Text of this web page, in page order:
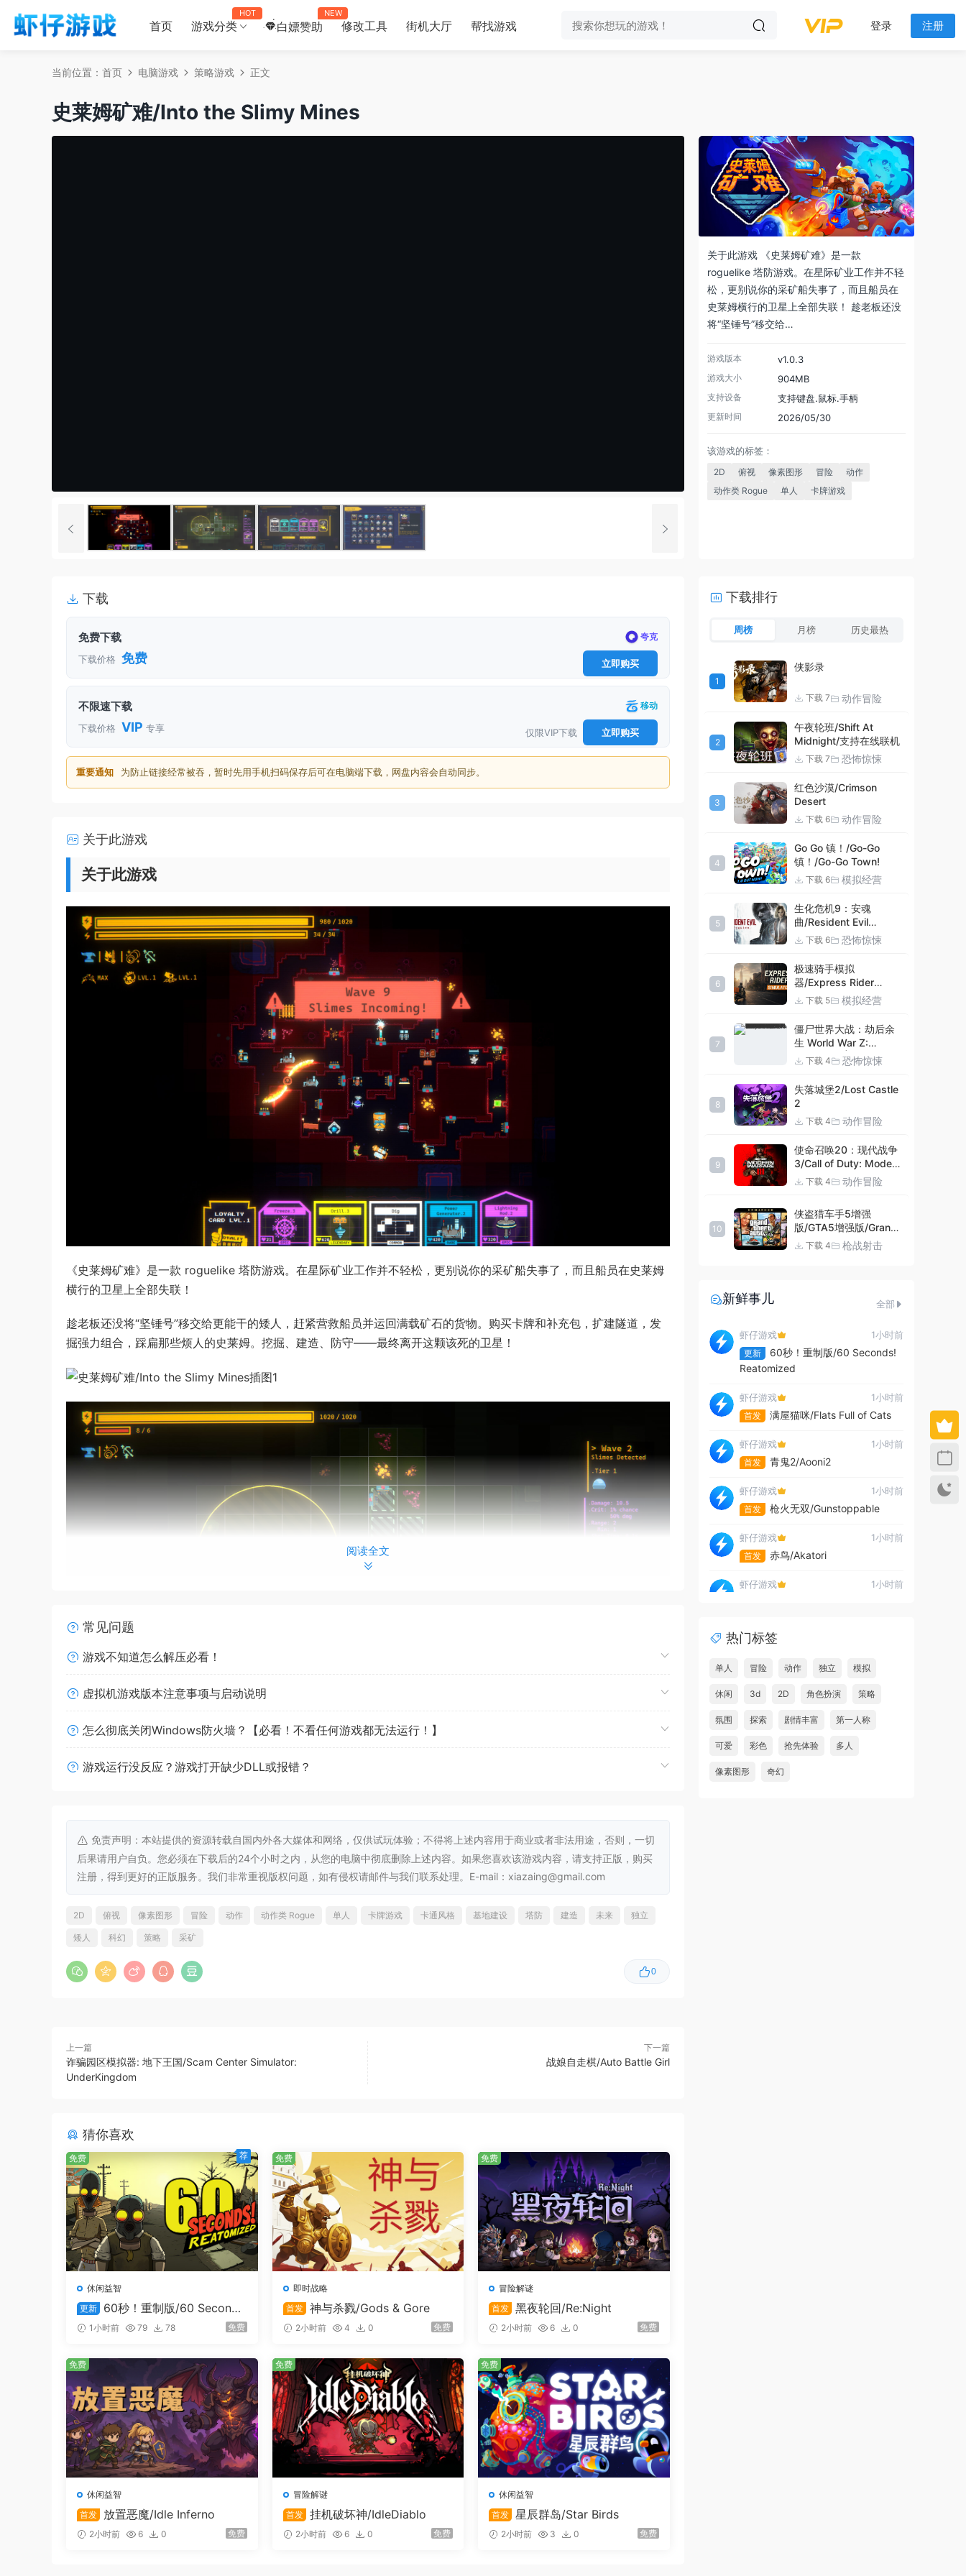
首页 游戏分类
HOT
白嫖赞助
NEW
修改工具 街机大厅 帮找游戏 登录 注册
当前位置： 首页 电脑游戏 策略游戏 正文
史莱姆矿难/Into the Slimy Mines
关于此游戏 《史莱姆矿难》是一款
roguelike 塔防游戏。在星际矿业工作并不轻
松，更别说你的采矿船失事了，而且船员在
史莱姆横行的卫星上全部失联！ 趁老板还没
将“坚锤号”移交给…
游戏版本 v1.0.3
游戏大小 904MB
支持设备 支持键盘.鼠标.手柄
更新时间 2026/05/30
该游戏的标签：
2D 俯视 像素图形 冒险
动作
动作类 Rogue
单人 卡牌游戏
下载
免费下载 夸克
下载价格 免费 立即购买
不限速下载 移动
下载价格 VIP 专享 仅限VIP下载 立即购买
重要通知 为防止链接经常被吞，暂时先用手机扫码保存后可在电脑端下载，网盘内容会自动同步。
关于此游戏
关于此游戏
《史莱姆矿难》是一款 roguelike 塔防游戏。在星际矿业工作并不轻松，更别说你的采矿船失事了，而且船员在史莱姆
横行的卫星上全部失联！
趁老板还没将“坚锤号”移交给更能干的矮人，赶紧营救船员并运回满载矿石的货物。购买卡牌和补充包，扩建隧道，发
掘强力组合，踩扁那些烦人的史莱姆。挖掘、建造、防守——最终离开这颗该死的卫星！
掘进制胜：在六个不同的采矿点营救你的船员，每个采矿点都有五个难度逐层递增的深度。拖拽挖掘卡可开辟通往
选择并自定义你的钻探台。
大规模工程武器：沿途除了营救船员，不妨多搜集些物资？钻探机可以开采矿石，带来短期资金爆发；诱饵能引开
筑之以恒：在现有卡牌上放置同款卡牌，即可升级设备。1级加农炮 + 1级加农炮 = 2级加农炮，数学没毛病！
阅读全文
常见问题
游戏不知道怎么解压必看！
虚拟机游戏版本注意事项与启动说明
怎么彻底关闭Windows防火墙？【必看！不看任何游戏都无法运行！】
游戏运行没反应？游戏打开缺少DLL或报错？
免责声明：本站提供的资源转载自国内外各大媒体和网络，仅供试玩体验；不得将上述内容用于商业或者非法用途，否则，一切
后果请用户自负。您必须在下载后的24个小时之内，从您的电脑中彻底删除上述内容。如果您喜欢该游戏内容，请支持正版，购买
注册，得到更好的正版服务。我们非常重视版权问题，如有侵权请邮件与我们联系处理。E-mail：xiazaing@gmail.com
0
2D 俯视 像素图形 冒险 动作 动作类 Rogue 单人 卡牌游戏 卡通风格 基地建设 塔防 建造 未来 独立
矮人 科幻 策略 采矿
上一篇
诈骗园区模拟器: 地下王国/Scam Center Simulator:
UnderKingdom
下一篇
战娘自走棋/Auto Battle Girl
猜你喜欢
休闲益智
更新
60秒！重制版/60 Second
s! Reatomized
1小时前 79 78 免费
免费 荐
即时战略
首发
神与杀戮/Gods & Gore
2小时前 4 0 免费
免费
冒险解谜
首发
黑夜轮回/Re:Night
2小时前 6 0 免费
免费
休闲益智
首发
放置恶魔/Idle Inferno
2小时前 6 0 免费
免费
冒险解谜
首发
挂机破坏神/IdleDiablo
2小时前 6 0 免费
免费
休闲益智
首发
星辰群岛/Star Birds
2小时前 3 0 免费
免费
下载排行
周榜 月榜 历史最热
1
侠影录
下载 7 动作冒险
2
午夜轮班/Shift At
Midnight/支持在线联机
下载 7 恐怖惊悚
3
红色沙漠/Crimson
Desert
下载 6 动作冒险
4
Go Go 镇！/Go-Go
镇！/Go-Go Town!
下载 6 模拟经营
5
生化危机9：安魂
曲/Resident Evil
Requiem
下载 6 恐怖惊悚
6
极速骑手模拟
器/Express Rider
Simulator
下载 5 模拟经营
7
僵尸世界大战：劫后余
生 World War Z:
Aftermath |官方中文
09.27.24 v20240924
集成DLCs 赠多项修改器
+赠999等级.荣誉技能.
紫色荣誉头框.荣誉枪械
技能.解锁存档 解压即玩
下载 4 恐怖惊悚
8
失落城堡2/Lost Castle
2
下载 4 动作冒险
9
使命召唤20：现代战争
3/Call of Duty: Modern
Warfare III
下载 4 动作冒险
10
侠盗猎车手5增强
版/GTA5增强版/Grand
Theft Auto V
下载 4 枪战射击
新鲜事儿 全部
虾仔游戏 1小时前
更新
60秒！重制版/60 Seconds!
Reatomized
虾仔游戏 1小时前
首发 满屋猫咪/Flats Full of Cats
虾仔游戏 1小时前
首发 青鬼2/Aooni2
虾仔游戏 1小时前
首发 枪火无双/Gunstoppable
虾仔游戏 1小时前
首发 赤鸟/Akatori
虾仔游戏 1小时前
虾仔游戏
Greatest Author
虾仔游戏 1小时前
Block
首发 迷宫村庄/Mazey Village
热门标签
单人 冒险 动作 独立 模拟
休闲 3d 2D 角色扮演 策略
氛围 探索 剧情丰富 第一人称
可爱 彩色 抢先体验 多人
像素图形 奇幻